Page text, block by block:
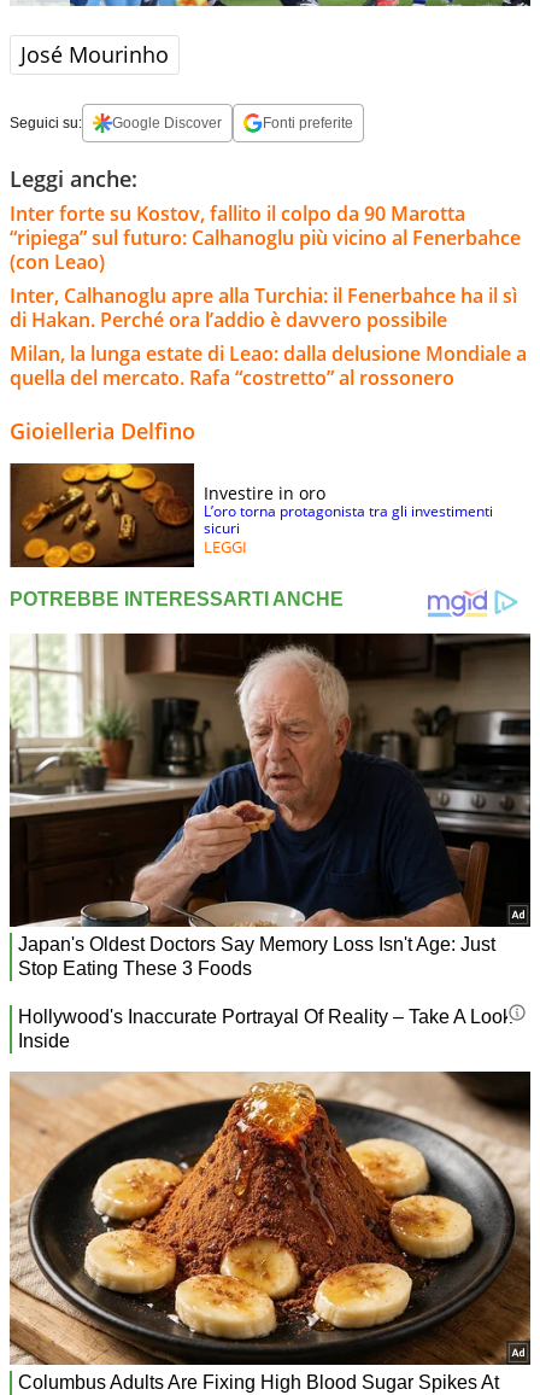
José Mourinho
Seguici su: Google Discover Fonti preferite
Leggi anche:
Inter forte su Kostov, fallito il colpo da 90 Marotta
“ripiega” sul futuro: Calhanoglu più vicino al Fenerbahce
(con Leao)
Inter, Calhanoglu apre alla Turchia: il Fenerbahce ha il sì
di Hakan. Perché ora l’addio è davvero possibile
Milan, la lunga estate di Leao: dalla delusione Mondiale a
quella del mercato. Rafa “costretto” al rossonero
Gioielleria Delfino
Investire in oro
L’oro torna protagonista tra gli investimenti
sicuri
LEGGI